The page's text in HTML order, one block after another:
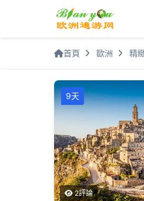
首頁 歐洲 精
9天
2評論